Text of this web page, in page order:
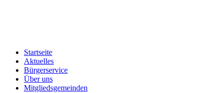
Startseite
Aktuelles
Bürgerservice
Über uns
Mitgliedsgemeinden